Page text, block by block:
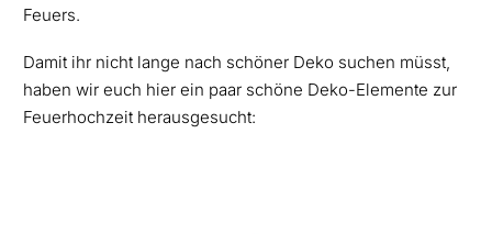
Feuers.
Damit ihr nicht lange nach schöner Deko suchen müsst,
haben wir euch hier ein paar schöne Deko-Elemente zur
Feuerhochzeit herausgesucht: